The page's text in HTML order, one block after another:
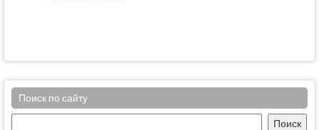
Поиск по сайту